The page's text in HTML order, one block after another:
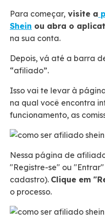
Para começar, visite a
Shein ou abra o
na sua conta.
Depois, vá até a barra
“afiliado”.
Isso vai te levar à
na qual você encontra
funcionamento, as
Nessa página de
"Registre-se" ou
cadastro). Clique em
o processo.